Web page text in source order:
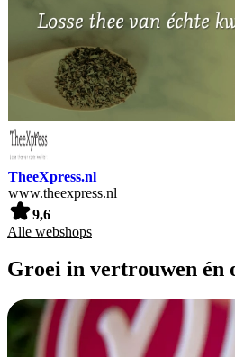
TheeXpress.nl
www.theexpress.nl
9,6
Alle webshops
Groei in vertrouwen én